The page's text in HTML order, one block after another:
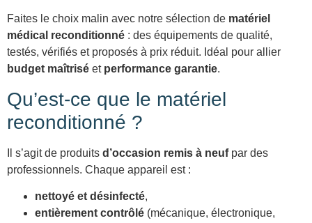
Faites le choix malin avec notre sélection de matériel
médical reconditionné : des équipements de qualité,
testés, vérifiés et proposés à prix réduit. Idéal pour allier
budget maîtrisé et performance garantie.
Qu’est-ce que le matériel
reconditionné ?
Il s’agit de produits d’occasion remis à neufpar des
professionnels. Chaque appareil est :
nettoyé et désinfecté,
entièrement contrôlé (mécanique, électronique,